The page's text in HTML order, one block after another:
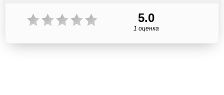
5.0
1 оценка